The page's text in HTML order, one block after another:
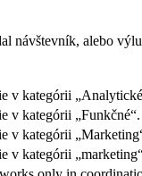
návštevník, alebo
v kategórii
v kategórii „Funkčné“.
v kategórii
v kategórii